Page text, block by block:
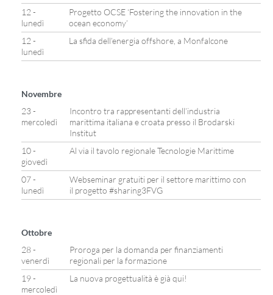
12 -
lunedì
Progetto OCSE ‘Fostering the innovation in the
ocean economy’
12 -
lunedì
La sfida dell’energia offshore, a Monfalcone
Novembre
23 -
mercoledì
Incontro tra rappresentanti dell’industria
marittima italiana e croata presso il Brodarski
Institut
10 -
giovedì
Al via il tavolo regionale Tecnologie Marittime
07 -
lunedì
Webseminar gratuiti per il settore marittimo con
il progetto #sharing3FVG
Ottobre
28 -
venerdì
Proroga per la domanda per finanziamenti
regionali per la formazione
19 -
mercoledì
La nuova progettualità è già qui!